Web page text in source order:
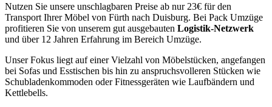
Nutzen Sie unsere unschlagbaren Preise ab nur 23€ für den
Transport Ihrer Möbel von Fürth nach Duisburg. Bei Pack Umzüge
profitieren Sie von unserem gut ausgebauten Logistik-Netzwerk
und über 12 Jahren Erfahrung im Bereich Umzüge.
Unser Fokus liegt auf einer Vielzahl von Möbelstücken, angefangen
bei Sofas und Esstischen bis hin zu anspruchsvolleren Stücken wie
Schubladenkommoden oder Fitnessgeräten wie Laufbändern und
Kettlebells.